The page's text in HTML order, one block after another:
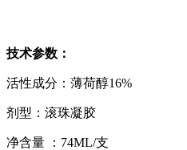
技术参数：
活性成分：薄荷醇16%
剂型：滚珠凝胶
净含量 ：74ML/支